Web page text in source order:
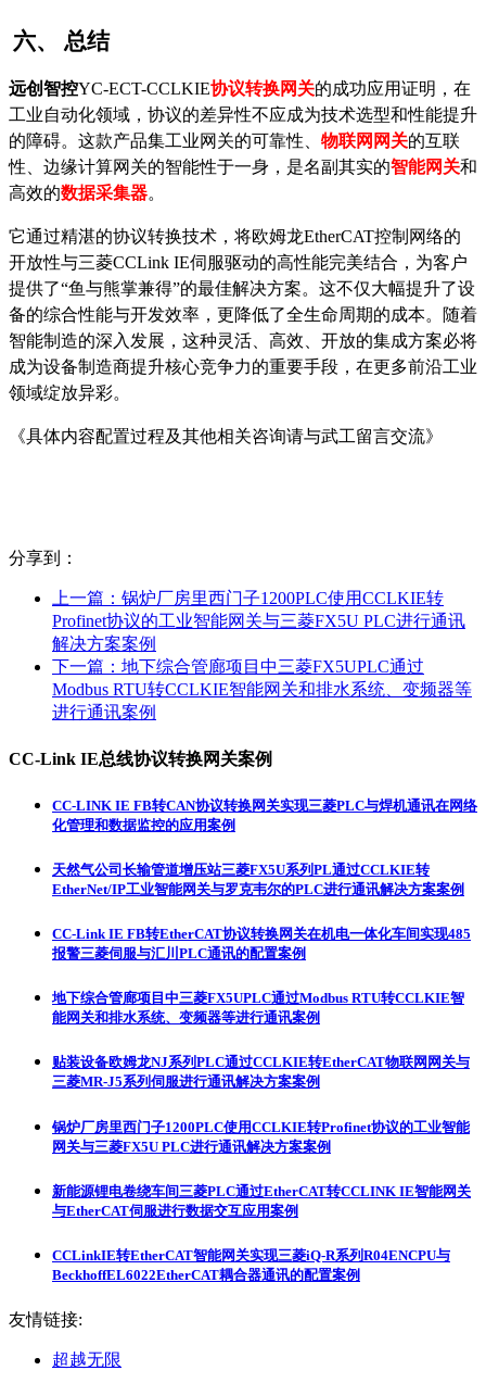
六、 总结
远创智控YC-ECT-CCLKIE协议转换网关的成功应用证明，在
工业自动化领域，协议的差异性不应成为技术选型和性能提升
的障碍。这款产品集工业网关的可靠性、 物联网网关的互联
性、边缘计算网关的智能性于一身，是名副其实的智能网关和
高效的数据采集器。
它通过精湛的协议转换技术，将欧姆龙EtherCAT控制网络的
开放性与三菱CCLink IE伺服驱动的高性能完美结合，为客户
提供了“鱼与熊掌兼得”的最佳解决方案。这不仅大幅提升了设
备的综合性能与开发效率，更降低了全生命周期的成本。随着
智能制造的深入发展，这种灵活、高效、开放的集成方案必将
成为设备制造商提升核心竞争力的重要手段，在更多前沿工业
领域绽放异彩。
《具体内容配置过程及其他相关咨询请与武工留言交流》
分享到：
上一篇： 锅炉厂房里西门子1200PLC使用CCLKIE转
Profinet协议的工业智能网关与三菱FX5U PLC进行通讯
解决方案案例
下一篇： 地下综合管廊项目中三菱FX5UPLC通过
Modbus RTU转CCLKIE智能网关和排水系统、变频器等
进行通讯案例
CC-Link IE总线协议转换网关案例
CC-LINK IE FB转CAN协议转换网关实现三菱PLC与焊机通讯在网络
化管理和数据监控的应用案例
天然气公司长输管道增压站三菱FX5U系列PL通过CCLKIE转
EtherNet/IP工业智能网关与罗克韦尔的PLC进行通讯解决方案案例
CC-Link IE FB转EtherCAT协议转换网关在机电一体化车间实现485
报警三菱伺服与汇川PLC通讯的配置案例
地下综合管廊项目中三菱FX5UPLC通过Modbus RTU转CCLKIE智
能网关和排水系统、变频器等进行通讯案例
贴装设备欧姆龙NJ系列PLC通过CCLKIE转EtherCAT物联网网关与
三菱MR-J5系列伺服进行通讯解决方案案例
锅炉厂房里西门子1200PLC使用CCLKIE转Profinet协议的工业智能
网关与三菱FX5U PLC进行通讯解决方案案例
新能源锂电卷绕车间三菱PLC通过EtherCAT转CCLINK IE智能网关
与EtherCAT伺服进行数据交互应用案例
CCLinkIE转EtherCAT智能网关实现三菱iQ-R系列R04ENCPU与
BeckhoffEL6022EtherCAT耦合器通讯的配置案例
友情链接:
超越无限